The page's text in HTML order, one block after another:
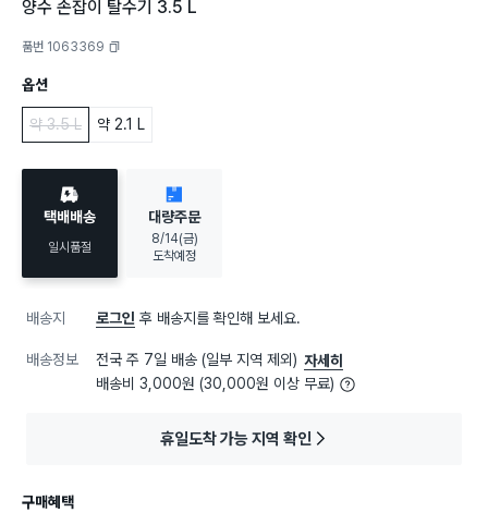
양수 손잡이 탈수기 3.5 L
품번 1063369
옵션
약 3.5 L 약 2.1 L
택배배송
일시품절
대량주문
8/14(금)
도착예정
배송지 로그인 후 배송지를 확인해 보세요.
배송정보 전국 주 7일 배송 (일부 지역 제외) 자세히
배송비 3,000원 (30,000원 이상 무료)
휴일도착 가능 지역 확인
구매혜택